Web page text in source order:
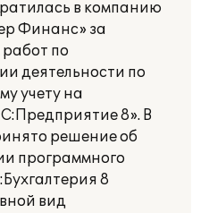
в компанию
Финанс» за
по
деятельности по
учету на
8». В
решение об
программного
8
вид